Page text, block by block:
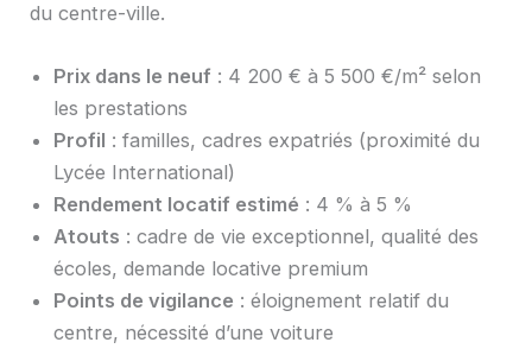
du centre-ville.
Prix dans le neuf : 4 200 € à 5 500 €/m² selon
les prestations
Profil : familles, cadres expatriés (proximité du
Lycée International)
Rendement locatif estimé : 4 % à 5 %
Atouts : cadre de vie exceptionnel, qualité des
écoles, demande locative premium
Points de vigilance : éloignement relatif du
centre, nécessité d’une voiture